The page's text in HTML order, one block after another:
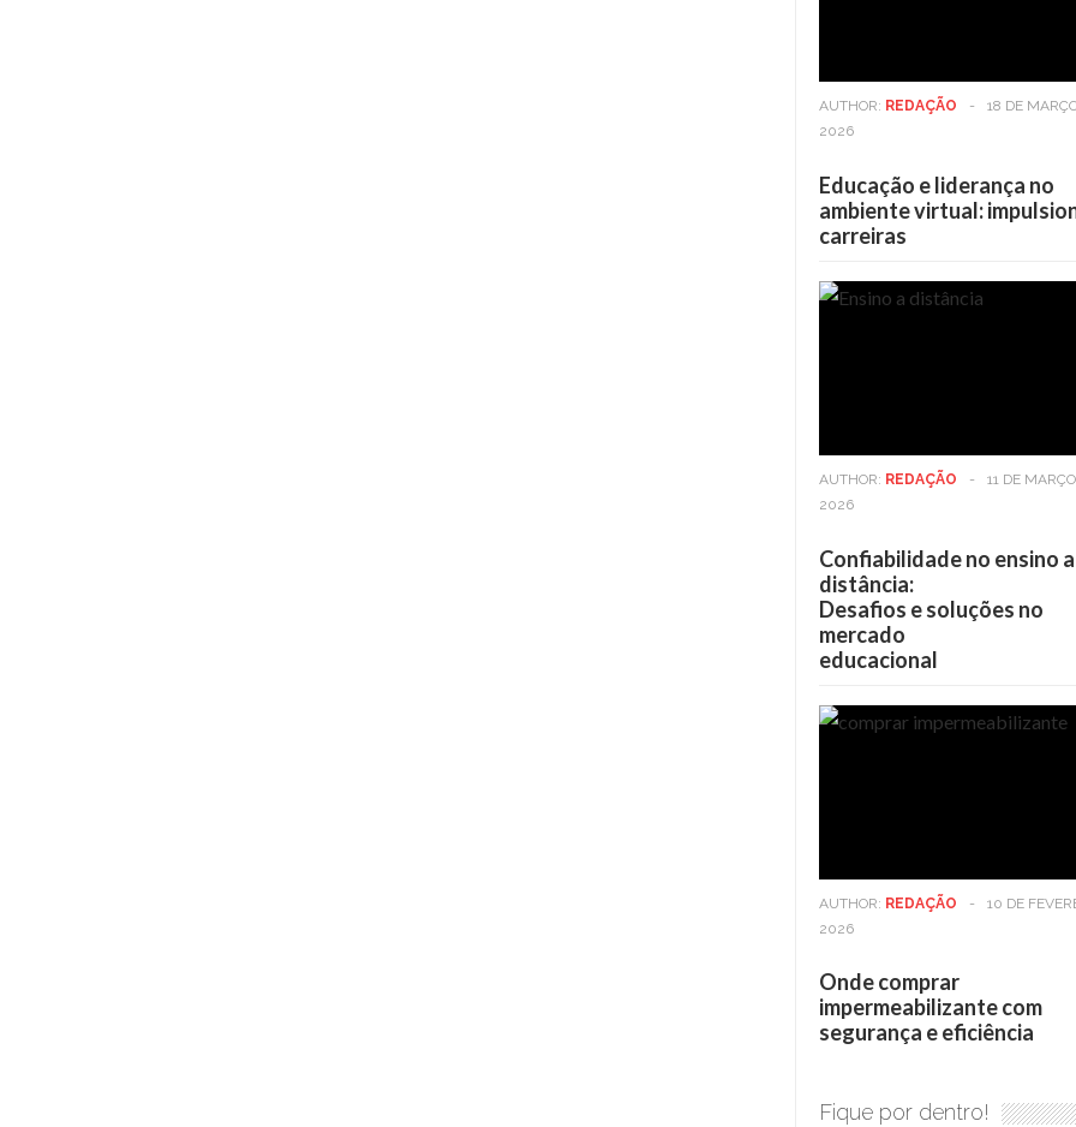
AUTHOR: REDAÇÃO -
18 DE
2026
Educação e liderança no
ambiente virtual:
carreiras
AUTHOR: REDAÇÃO -
11 DE
2026
Confiabilidade no ensino a
distância:
Desafios e soluções no
mercado
educacional
AUTHOR: REDAÇÃO -
10 DE
2026
Onde comprar
impermeabilizante com
segurança e eficiência
Fique por dentro!